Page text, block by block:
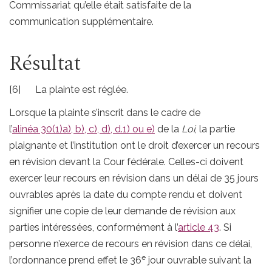
Commissariat qu’elle était satisfaite de la
communication supplémentaire.
Résultat
[6] La plainte est réglée.
Lorsque la plainte s’inscrit dans le cadre de
l’alinéa 30(1)a), b), c), d), d.1) ou e) de la Loi, la partie
plaignante et l’institution ont le droit d’exercer un recours
en révision devant la Cour fédérale. Celles-ci doivent
exercer leur recours en révision dans un délai de 35 jours
ouvrables après la date du compte rendu et doivent
signifier une copie de leur demande de révision aux
parties intéressées, conformément à l’article 43. Si
personne n’exerce de recours en révision dans ce délai,
l’ordonnance prend effet le 36e jour ouvrable suivant la